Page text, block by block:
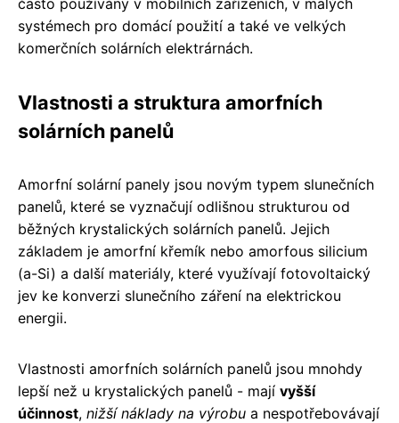
systémech pro domácí použití a také ve velkých
komerčních solárních elektrárnách.
Vlastnosti a struktura amorfních
solárních panelů
Amorfní solární panely jsou novým typem slunečních
panelů, které se vyznačují odlišnou strukturou od
běžných krystalických solárních panelů. Jejich
základem je amorfní křemík nebo amorfous silicium
(a-Si) a další materiály, které využívají fotovoltaický
jev ke konverzi slunečního záření na elektrickou
energii.
Vlastnosti amorfních solárních panelů jsou mnohdy
lepší než u krystalických panelů - mají vyšší
účinnost, nižší náklady na výrobu a nespotřebovávají